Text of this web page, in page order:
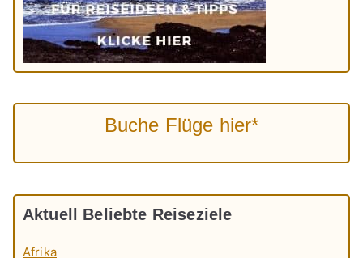
Buche Flüge hier*
Aktuell Beliebte Reiseziele
Afrika